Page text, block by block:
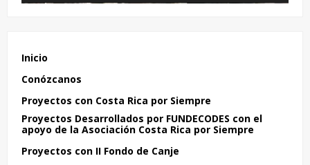
Inicio
Conózcanos
Proyectos con Costa Rica por Siempre
Proyectos Desarrollados por FUNDECODES con el
apoyo de la Asociación Costa Rica por Siempre
Proyectos con II Fondo de Canje